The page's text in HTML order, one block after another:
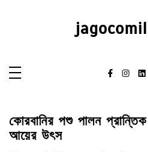
কোরবানির পশু পালন প্রান্তিক
আয়ের উৎস